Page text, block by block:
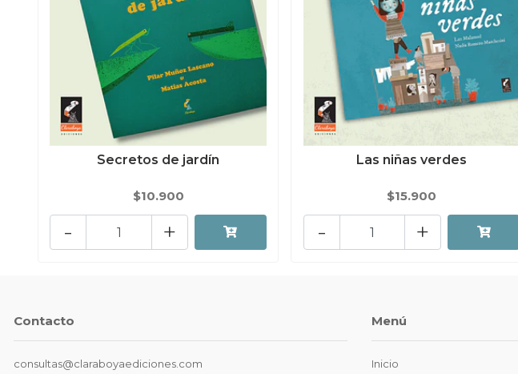
Secretos de jardín
$10.900
+
-
Las niñas verdes
$15.900
+
-
Contacto
consultas@claraboyaediciones.com
Menú
Inicio